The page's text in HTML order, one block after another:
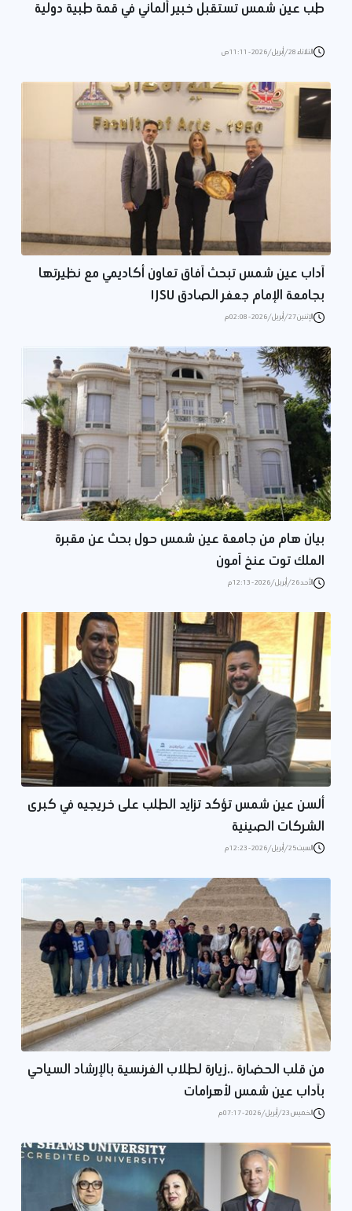
طب عين شمس تستقبل خبير ألماني في قمة طبية دولية
الثلاثاء 28/أبريل/2026 - 11:11 ص
آداب عين شمس تبحث آفاق تعاون أكاديمي مع نظيرتها
بجامعة الإمام جعفر الصادق IJSU
الإثنين 27/أبريل/2026 - 02:08 م
بيان هام من جامعة عين شمس حول بحث عن مقبرة
الملك توت عنخ آمون
الأحد 26/أبريل/2026 - 12:13 م
ألسن عين شمس تؤكد تزايد الطلب على خريجيه في كبرى
الشركات الصينية
السبت 25/أبريل/2026 - 12:23 م
من قلب الحضارة ..زيارة لطلاب الفرنسية بالإرشاد السياحي
بآداب عين شمس لأهرامات
الخميس 23/أبريل/2026 - 07:17 م